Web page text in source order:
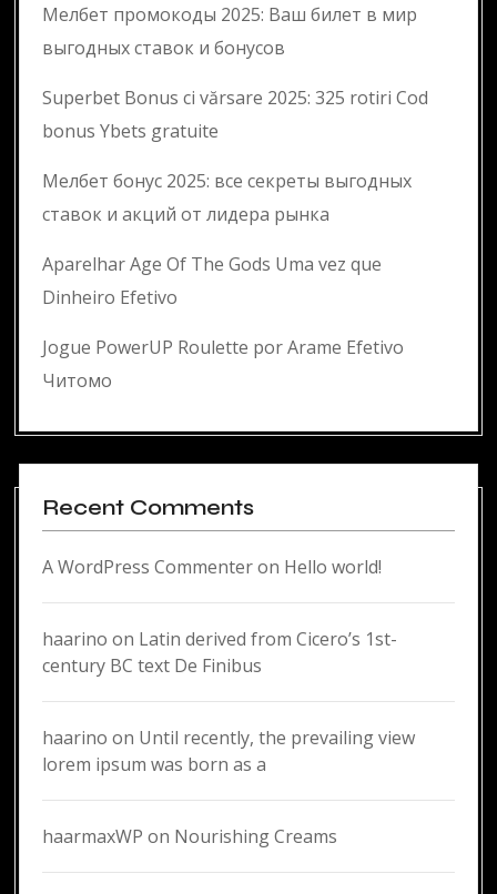
Мелбет промокоды 2025: Ваш билет в мир
выгодных ставок и бонусов
Superbet Bonus ci vărsare 2025: 325 rotiri Cod
bonus Ybets gratuite
Мелбет бонус 2025: все секреты выгодных
ставок и акций от лидера рынка
Aparelhar Age Of The Gods Uma vez que
Dinheiro Efetivo
Jogue PowerUP Roulette por Arame Efetivo
Читомо
Recent Comments
A WordPress Commenteron Hello world!
haarino on Latin derived from Cicero’s 1st-
century BC text De Finibus
haarino on Until recently, the prevailing view
lorem ipsum was born as a
haarmaxWP on Nourishing Creams